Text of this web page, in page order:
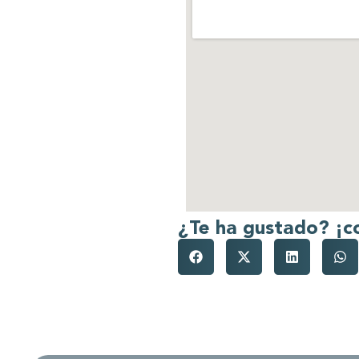
¿Te ha gustado?